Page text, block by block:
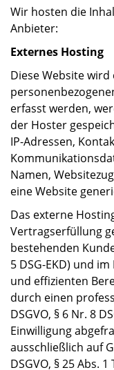
Wir hosten die
Anbieter:
Externes Hosting
Diese Website
erfasst werden,
der Hoster
IP-Adressen,
Namen,
eine Website
Das externe
Vertragserfüllung
bestehenden
5 DSG-EKD) und
und effizienten
durch einen
DSGVO, § 6 Nr. 8
Einwilligung
ausschließlich auf
DSGVO, § 25 Abs.